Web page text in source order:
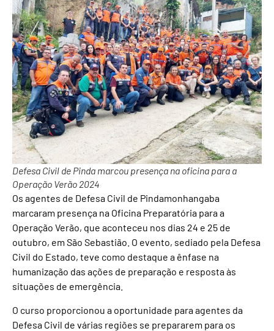
Defesa Civil de Pinda marcou presença na oficina para a
Operação Verão 2024
Os agentes de Defesa Civil de Pindamonhangaba
marcaram presença na Oficina Preparatória para a
Operação Verão, que aconteceu nos dias 24 e 25 de
outubro, em São Sebastião. O evento, sediado pela Defesa
Civil do Estado, teve como destaque a ênfase na
humanização das ações de preparação e resposta às
situações de emergência.
O curso proporcionou a oportunidade para agentes da
Defesa Civil de várias regiões se prepararem para os